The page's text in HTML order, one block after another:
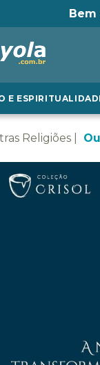
Bem
E
Religiões